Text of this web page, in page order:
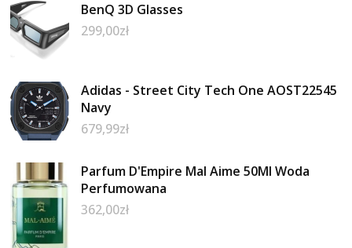
BenQ 3D Glasses
299,00zł
Adidas - Street City Tech One AOST22545
Navy
679,99zł
Parfum D'Empire Mal Aime 50Ml Woda
Perfumowana
362,00zł